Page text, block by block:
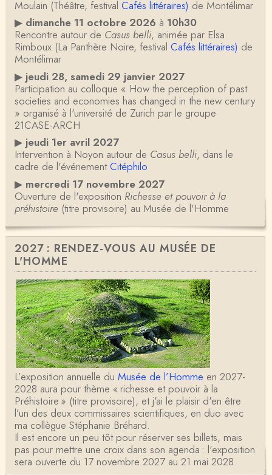
Moulain (Théâtre, festival Cafés littéraires) de Montélimar
▶ dimanche 11 octobre 2026 à 10h30
Rencontre autour de Casus belli, animée par Elsa
Rimboux (La Panthère Noire, festival Cafés littéraires) de
Montélimar
▶ jeudi 28, samedi 29 janvier 2027
Participation au colloque « How the perception of past
societies and economies has changed in the new century
» organisé à l'université de Zurich par le groupe
21CASE-ARCH
▶ jeudi 1er avril 2027
Intervention à Noyon autour de Casus belli, dans le
cadre de l'événementCitéphilo
▶ mercredi 17 novembre 2027
Ouverture de l'exposition Richesse et pouvoir à la
préhistoire(titre provisoire) au Musée de l'Homme
2027 : RENDEZ-VOUS AU MUSÉE DE
L'HOMME
L’exposition annuelle du Musée de l’Homme en 2027-
2028 aura pour thème « richesse et pouvoir à la
Préhistoire » (titre provisoire), et j'ai le plaisir d'en être
l’un des deux commissaires scientifiques, en duo avec
ma collègue Stéphanie Bréhard.
Il est encore un peu tôt pour réserver ses billets, mais
pas pour mettre une croix dans son agenda : l'exposition
sera ouverte du 17 novembre 2027 au 21 mai 2028.